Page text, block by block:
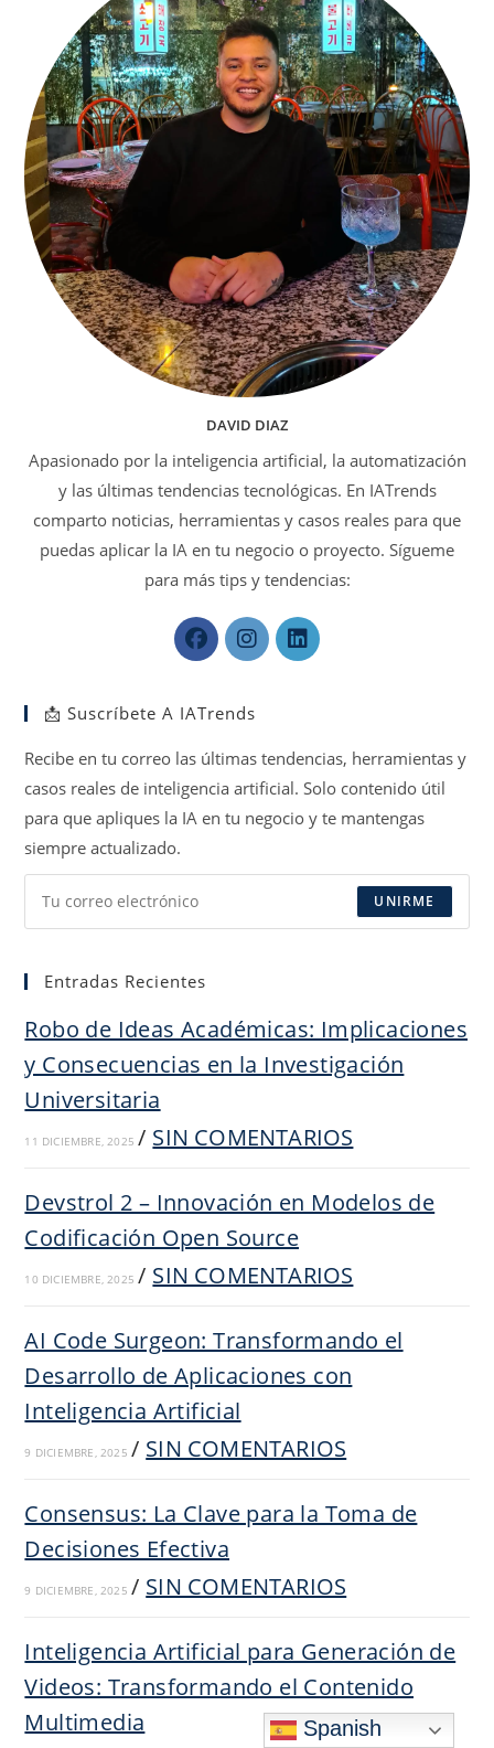
DAVID DIAZ
Apasionado por la inteligencia artificial, la automatización
y las últimas tendencias tecnológicas. En IATrends
comparto noticias, herramientas y casos reales para que
puedas aplicar la IA en tu negocio o proyecto. Sígueme
para más tips y tendencias:
Se
abre
una
pestaña
Se
abre
pestaña
Se
pestaña
📩 Suscríbete A IATrends
Recibe en tu correo las últimas tendencias, herramientas y
casos reales de inteligencia artificial. Solo contenido útil
para que apliques la IA en tu negocio y te mantengas
siempre actualizado.
UNIRME
Entradas Recientes
Robo de Ideas Académicas: Implicaciones
y Consecuencias en la Investigación
Universitaria
11 DICIEMBRE, 2025 / SIN COMENTARIOS
Devstrol 2 – Innovación en Modelos de
Codificación Open Source
10 DICIEMBRE, 2025 / SIN COMENTARIOS
AI Code Surgeon: Transformando el
Desarrollo de Aplicaciones con
Inteligencia Artificial
9 DICIEMBRE, 2025 / SIN COMENTARIOS
Consensus: La Clave para la Toma de
Decisiones Efectiva
9 DICIEMBRE, 2025 / SIN COMENTARIOS
Inteligencia Artificial para Generación de
Videos: Transformando el Contenido
Multimedia
Spanish